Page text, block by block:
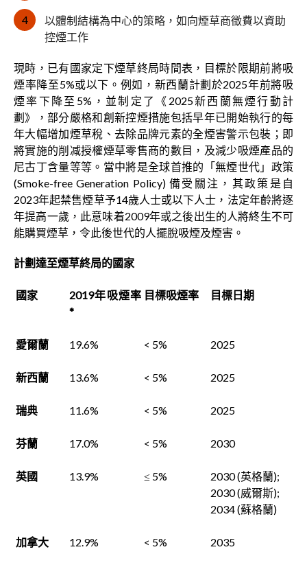
以體制結構為中心的策略，如向煙草商徵費以資助
控煙工作
現時，已有國家定下煙草終局時間表，目標於限期前將吸
煙率降至5%或以下。例如，新西蘭計劃於2025年前將吸
煙率下降至5%，並制定了《2025新西蘭無煙行動計
劃》，部分嚴格和創新控煙措施包括早年已開始執行的每
年大幅增加煙草稅、去除品牌元素的全煙害警示包裝；即
將實施的削减授權煙草零售商的數目，及減少吸煙產品的
尼古丁含量等等。當中將是全球首推的「無煙世代」政策
(Smoke-free Generation Policy) 備受關注，其政策是自
2023年起禁售煙草予14歲人士或以下人士，法定年齡將逐
年提高一歲，此意味着2009年或之後出生的人將終生不可
能購買煙草，令此後世代的人擺脫吸煙及煙害。
計劃達至煙草終局的國家
國家
2019年吸煙率
*
目標吸煙率 目標日期
愛爾蘭 19.6% < 5% 2025
新西蘭 13.6% < 5% 2025
瑞典 11.6% < 5% 2025
芬蘭 17.0% < 5% 2030
英國 13.9% ≤ 5%
2030 (英格蘭);
2030 (威爾斯);
2034 (蘇格蘭)
加拿大 12.9% < 5% 2035